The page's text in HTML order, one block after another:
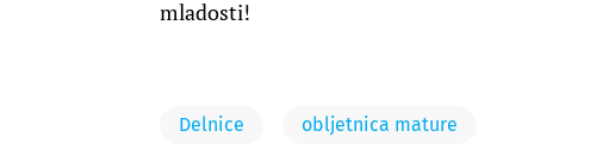
mladosti!
Delnice obljetnica mature